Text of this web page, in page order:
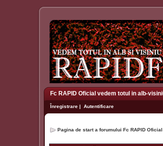
Fc RAPID Oficial vedem totul in alb-
Înregistrare | Autentificare
Pagina de start a forumului Fc RAPID